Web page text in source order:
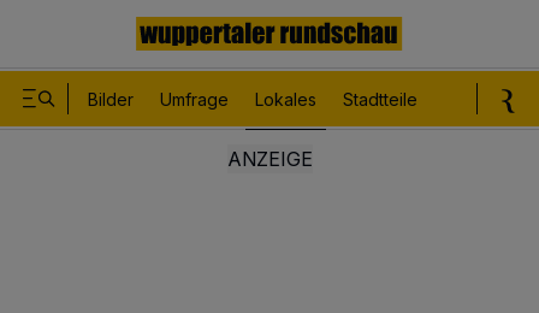
Bilder Umfrage Lokales Stadtteile